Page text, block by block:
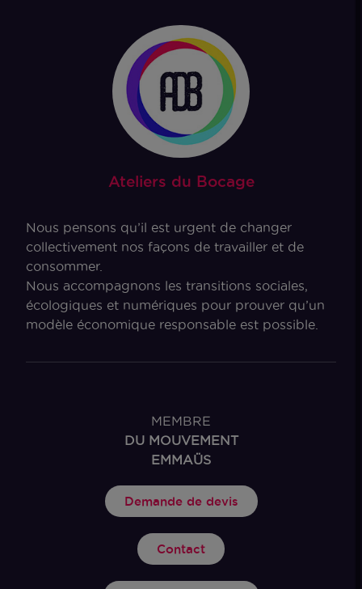
Ateliers du Bocage
Nous pensons qu’il est urgent de changer
collectivement nos façons de travailler et de
consommer.
Nous accompagnons les transitions sociales,
écologiques et numériques pour prouver qu’un
modèle économique responsable est possible.
MEMBRE
DU MOUVEMENT
EMMAÜS
Demande de devis
Contact